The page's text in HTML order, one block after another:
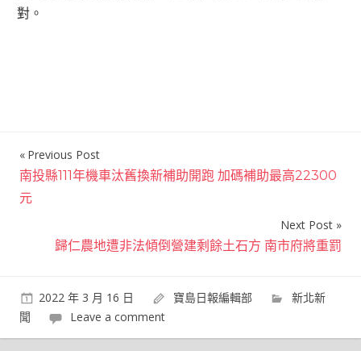
對。
文
章
Previous Post
南投縣111年機車汰舊換新補助開跑 加碼補助最高22300
元
Next Post
歸仁農地遭非法傾倒營建剩餘土石方 南市府將重罰
2022 年 3 月 16 日 寶島日報編輯部
新北新
聞
Leave a comment